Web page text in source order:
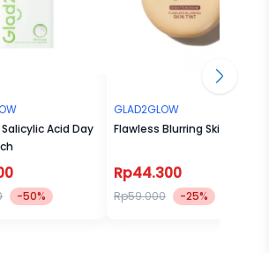
Acid Day
-50%
GLAD2GLOW
Flawless Blurring Skin Tint
Rp44.300
Rp59.000 -25%